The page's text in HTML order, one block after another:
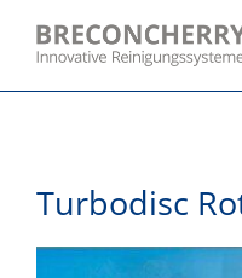
content
Turbodisc